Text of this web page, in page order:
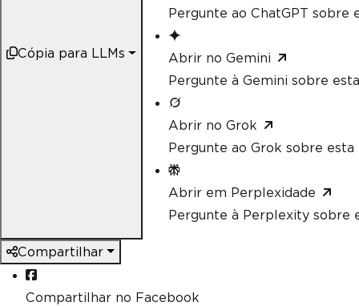
Cópia para LLMs
Pergunte ao ChatGPT sobre
Abrir no Gemini
Pergunte à Gemini sobre
Abrir no Grok
Pergunte ao Grok sobre esta
Abrir em Perplexidade
Pergunte à Perplexity sobre
Compartilhar
Compartilhar no Facebook